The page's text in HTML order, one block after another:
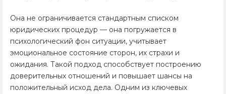
Она не ограничивается стандартным списком
юридических процедур — она погружается в
психологический фон ситуации, учитывает
эмоциональное состояние сторон, их страхи и
ожидания. Такой подход способствует построению
доверительных отношений и повышает шансы на
положительный исход дела. Одним из ключевых